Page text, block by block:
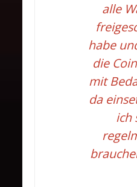
alle
habe
die
mit
da
ich